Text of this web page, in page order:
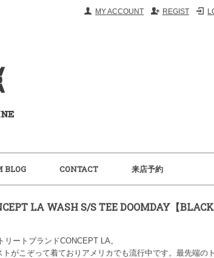
REGIST
MY ACCOUNT
BLOG CONTACT 来店予約
LA WASH S/S TEE DOOMDAY【BLACK
リートブランドCONCEPT LA。
トがこぞって着ておりアメリカでも流行中です。最先端の